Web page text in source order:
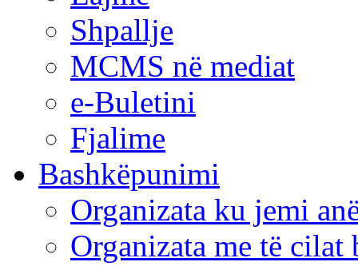
Shpallje
MCMS në mediat
e-Buletini
Fjalime
Bashkëpunimi
Organizata ku jemi
Organizata me të cilat